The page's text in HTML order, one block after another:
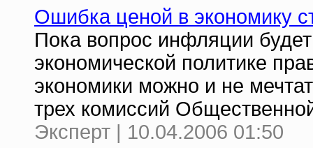
Ошибка ценой в экономику
Пока вопрос инфляции
экономической политике
экономики можно и не
трех комиссий
Эксперт | 10.04.2006 01:50